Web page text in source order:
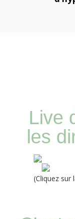
Live
les
(Cliquez sur